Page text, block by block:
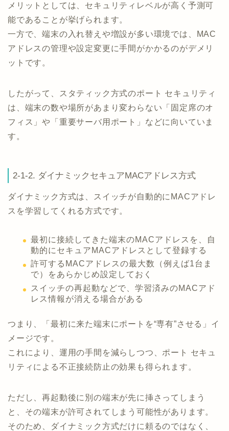
メリットとしては、セキュリティレベルが高く予測可
能であることが挙げられます。
一方で、端末の入れ替えや増設が多い環境では、MAC
アドレスの管理や設定変更に手間がかかるのがデメリ
ットです。
したがって、スタティック方式のポート セキュリティ
は、端末の数や場所があまり変わらない「固定席のオ
フィス」や「重要サーバ用ポート」などに向いていま
す。
2-1-2. ダイナミックセキュアMACアドレス方式
ダイナミック方式は、スイッチが自動的にMACアドレ
スを学習してくれる方式です。
最初に接続してきた端末のMACアドレスを、自
動的にセキュアMACアドレスとして登録する
許可するMACアドレスの最大数（例えば1台ま
で）をあらかじめ設定しておく
スイッチの再起動などで、学習済みのMACアド
レス情報が消える場合がある
つまり、「最初に来た端末にポートを“専有”させる」イ
メージです。
これにより、運用の手間を減らしつつ、ポート セキュ
リティによる不正接続防止の効果も得られます。
ただし、再起動後に別の端末が先に挿さってしまう
と、その端末が許可されてしまう可能性があります。
そのため、ダイナミック方式だけに頼るのではなく、